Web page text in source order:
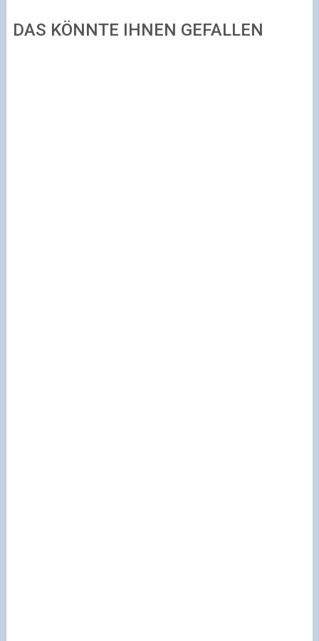
DAS KÖNNTE IHNEN GEFALLEN